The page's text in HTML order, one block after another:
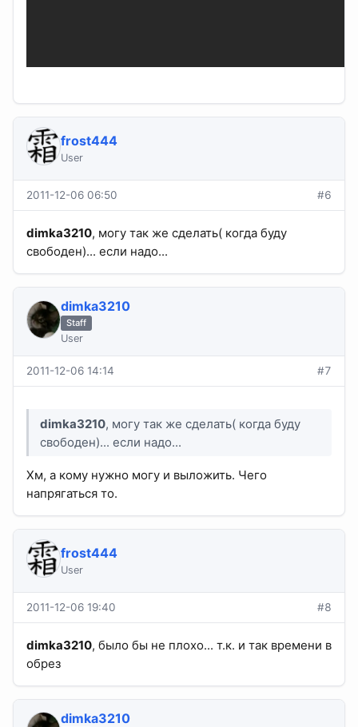
frost444
User
2011-12-06 06:50 #6
dimka3210, могу так же сделать( когда буду
свободен)... если надо...
dimka3210
Staff
User
2011-12-06 14:14 #7
dimka3210, могу так же сделать( когда буду
свободен)... если надо...
Хм, а кому нужно могу и выложить. Чего
напрягаться то.
frost444
User
2011-12-06 19:40 #8
dimka3210, было бы не плохо... т.к. и так времени в
обрез
dimka3210